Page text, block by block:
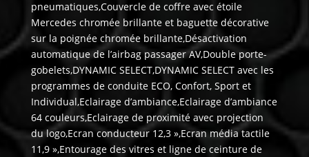
pneumatiques,Couvercle de coffre avec étoile
Mercedes chromée brillante et baguette décorative
sur la poignée chromée brillante,Désactivation
automatique de l’airbag passager AV,Double porte-
gobelets,DYNAMIC SELECT,DYNAMIC SELECT avec les
programmes de conduite ECO, Confort, Sport et
Individual,Eclairage d’ambiance,Eclairage d’ambiance
64 couleurs,Eclairage de proximité avec projection
du logo,Ecran conducteur 12,3 »,Ecran média tactile
11,9 »,Entourage des vitres et ligne de ceinture de